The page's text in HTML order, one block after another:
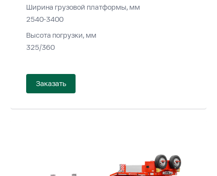
Ширина грузовой платформы, мм
2540-3400
Высота погрузки, мм
325/360
Заказать